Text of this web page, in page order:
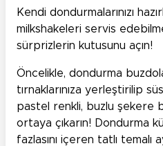
Kendi dondurmalarınızı
milkshakeleri servis
sürprizlerin kutusunu açın!
Öncelikle, dondurma
tırnaklarınıza yerleştirilip
pastel renkli, buzlu şekere
ortaya çıkarın! Dondurma
fazlasını içeren tatlı temalı